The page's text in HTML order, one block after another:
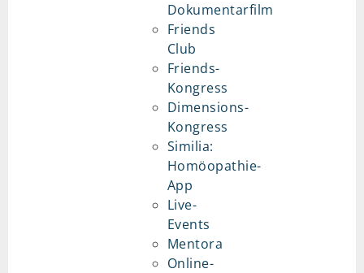
Dokumentarfilm
Friends
Club
Friends-
Kongress
Dimensions-
Kongress
Similia:
Homöopathie-
App
Live-
Events
Mentora
Online-